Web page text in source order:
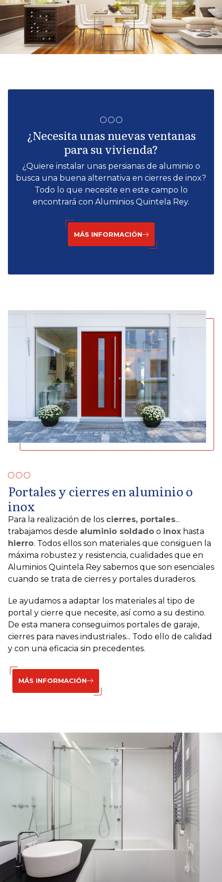
¿Necesita unas nuevas ventanas
para su vivienda?
¿Quiere instalar unas persianas de aluminio o
busca una buena alternativa en cierres de inox?
Todo lo que necesite en este campo lo
encontrará con Aluminios Quintela Rey.
MÁS INFORMACIÓN
Portales y cierres en aluminio o
inox
Para la realización de los cierres, portales...
trabajamos desde aluminio soldado o inox hasta
hierro. Todos ellos son materiales que consiguen la
máxima robustez y resistencia, cualidades que en
Aluminios Quintela Rey sabemos que son esenciales
cuando se trata de cierres y portales duraderos.
Le ayudamos a adaptar los materiales al tipo de
portal y cierre que necesite, así como a su destino.
De esta manera conseguimos portales de garaje,
cierres para naves industriales... Todo ello de calidad
y con una eficacia sin precedentes.
MÁS INFORMACIÓN